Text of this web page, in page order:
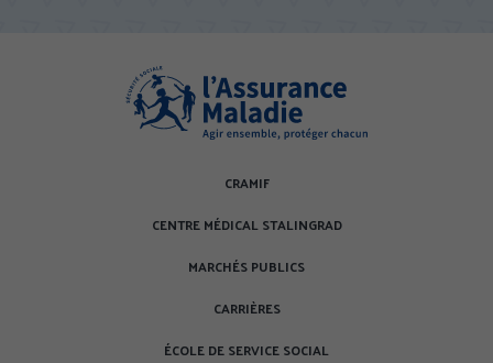
CRAMIF
CENTRE MÉDICAL STALINGRAD
MARCHÉS PUBLICS
CARRIÈRES
ÉCOLE DE SERVICE SOCIAL